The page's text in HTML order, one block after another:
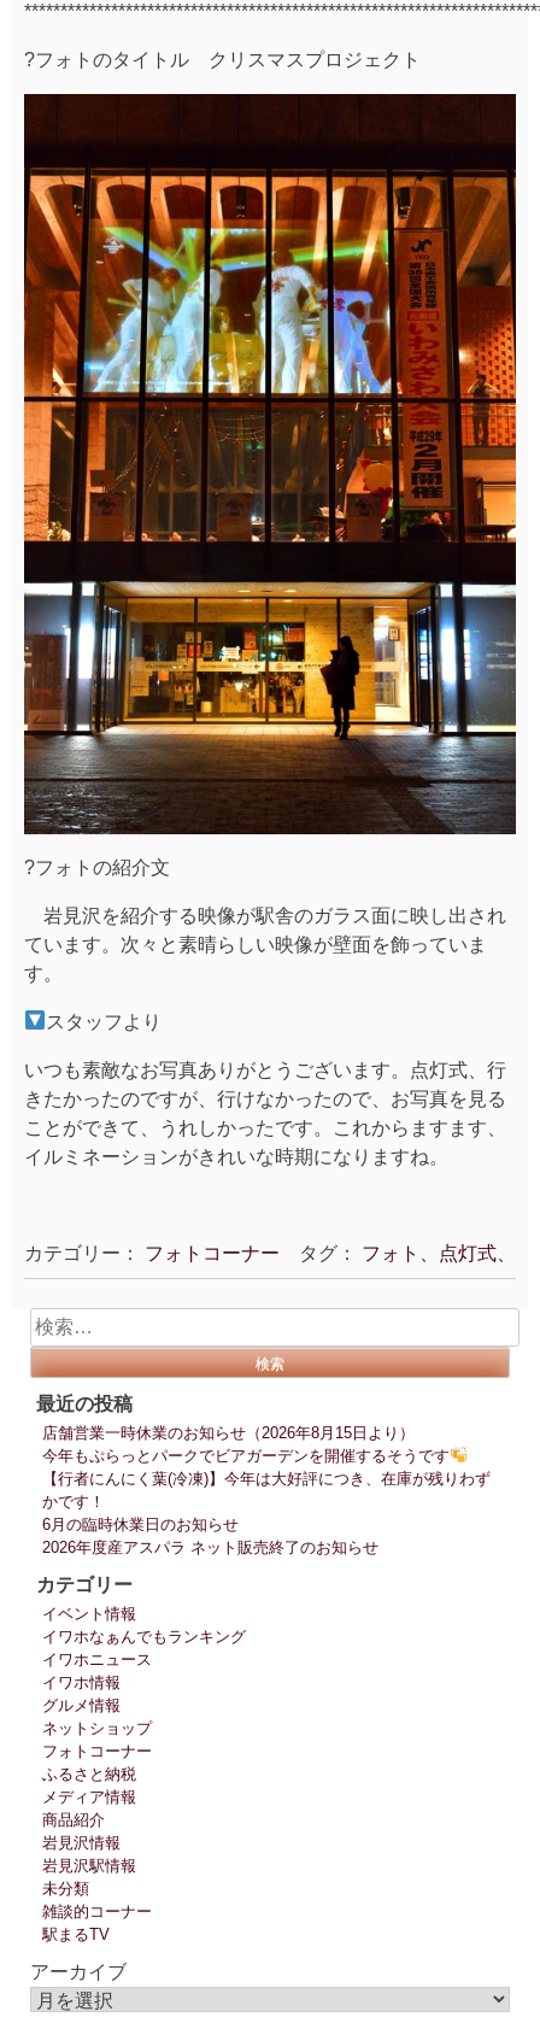
?フォトのタイトル クリスマスプロジェクト
?フォトの紹介文
岩見沢を紹介する映像が駅舎のガラス面に映し出され
ています。次々と素晴らしい映像が壁面を飾っていま
す。
スタッフより
いつも素敵なお写真ありがとうございます。点灯式、行
きたかったのですが、行けなかったので、お写真を見る
ことができて、うれしかったです。これからますます、
イルミネーションがきれいな時期になりますね。
カテゴリー： フォトコーナー タグ： フォト、点灯式、
検
索:
最近の投稿
店舗営業一時休業のお知らせ（2026年8月15日より）
今年もぷらっとパークでビアガーデンを開催するそうです
【行者にんにく葉(冷凍)】今年は大好評につき、在庫が残りわず
かです！
6月の臨時休業日のお知らせ
2026年度産アスパラ ネット販売終了のお知らせ
カテゴリー
イベント情報
イワホなぁんでもランキング
イワホニュース
イワホ情報
グルメ情報
ネットショップ
フォトコーナー
ふるさと納税
メディア情報
商品紹介
岩見沢情報
岩見沢駅情報
未分類
雑談的コーナー
駅まるTV
アーカイブ